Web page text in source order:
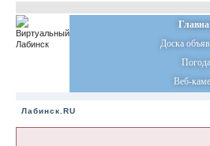
Доска
Погода
Веб-
Лабинск.RU